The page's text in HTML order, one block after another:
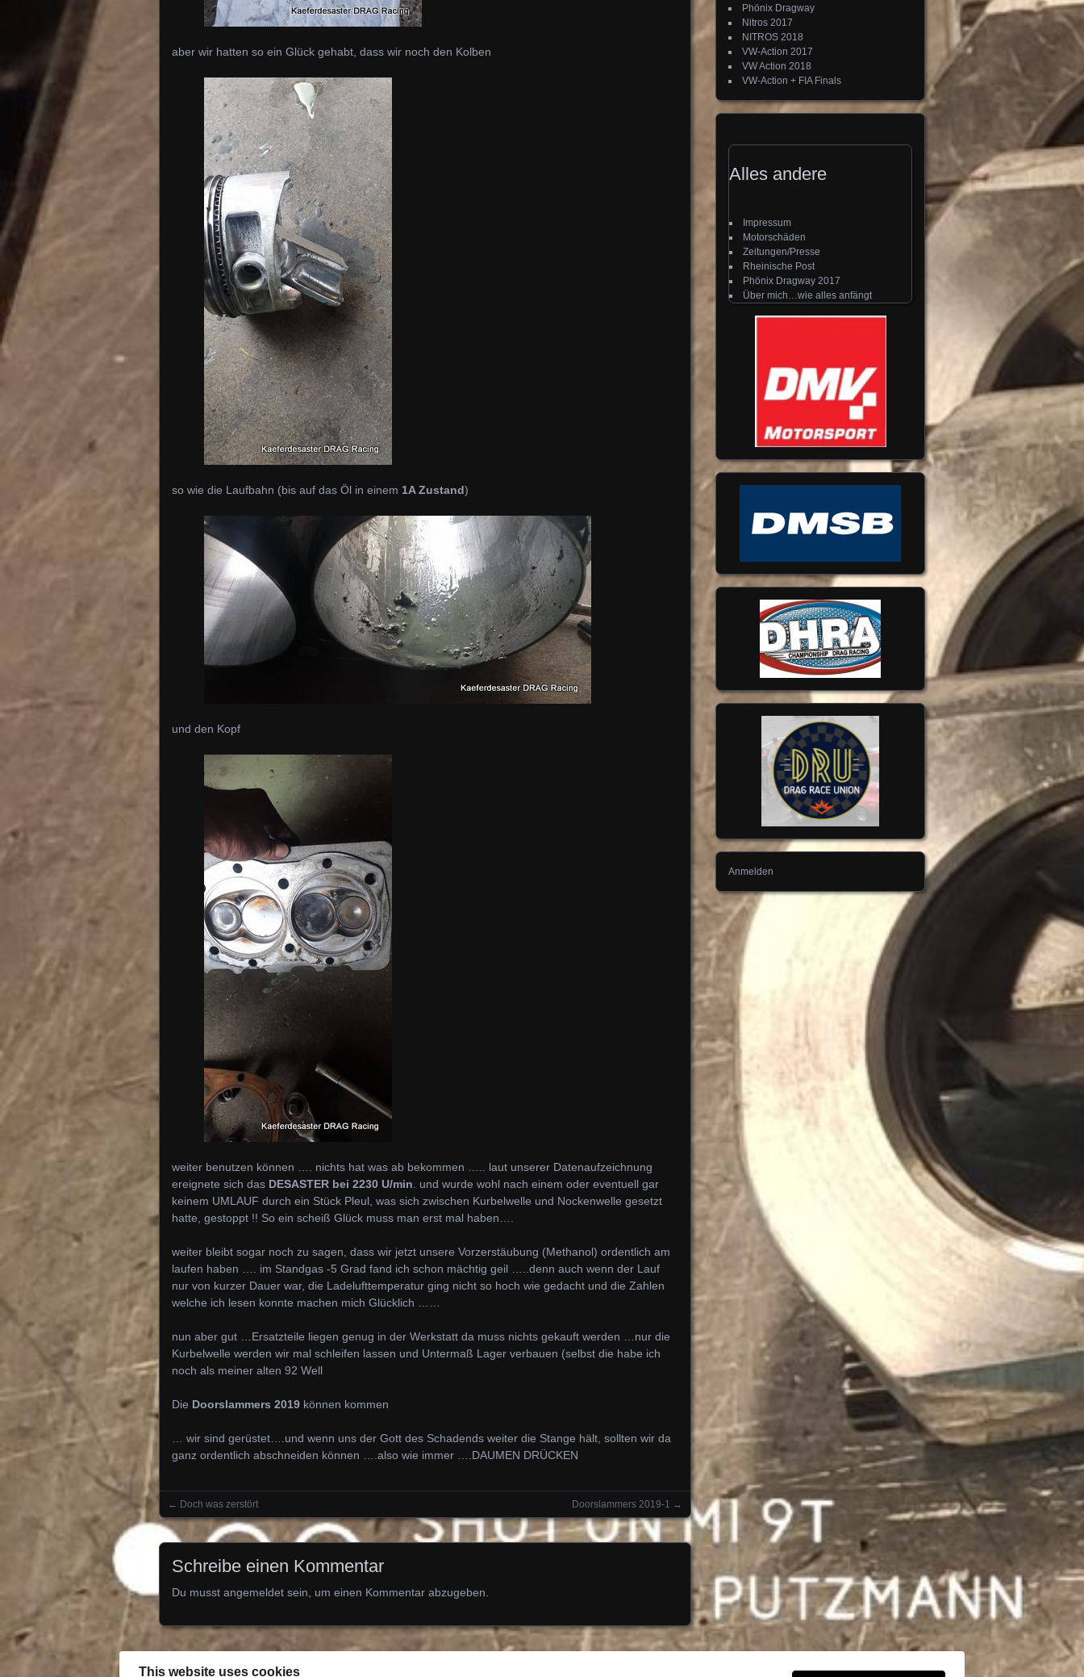
aber wir hatten so ein Glück gehabt, dass wir noch den Kolben
so wie die Laufbahn (bis auf das Öl in einem 1A Zustand)
und den Kopf
weiter benutzen können …. nichts hat was ab bekommen ….. laut unserer Datenaufzeichnung
ereignete sich das DESASTER bei 2230 U/min . und wurde wohl nach einem oder eventuell gar
keinem UMLAUF durch ein Stück Pleul, was sich zwischen Kurbelwelle und Nockenwelle gesetzt
hatte, gestoppt !! So ein scheiß Glück muss man erst mal haben….
weiter bleibt sogar noch zu sagen, dass wir jetzt unsere Vorzerstäubung (Methanol) ordentlich am
laufen haben …. im Standgas -5 Grad fand ich schon mächtig geil …..denn auch wenn der Lauf
nur von kurzer Dauer war, die Ladelufttemperatur ging nicht so hoch wie gedacht und die Zahlen
welche ich lesen konnte machen mich Glücklich ……
nun aber gut …Ersatzteile liegen genug in der Werkstatt da muss nichts gekauft werden …nur die
Kurbelwelle werden wir mal schleifen lassen und Untermaß Lager verbauen (selbst die habe ich
noch als meiner alten 92 Well
Die Doorslammers 2019 können kommen
… wir sind gerüstet….und wenn uns der Gott des Schadends weiter die Stange hält, sollten wir da
ganz ordentlich abschneiden können ….also wie immer ….DAUMEN DRÜCKEN
Posts navigation
← Doch was zerstört Doorslammers 2019-1 →
Schreibe einen Kommentar
Du musst angemeldet sein, um einen Kommentar abzugeben.
Phönix Dragway
Nitros 2017
NITROS 2018
VW-Action 2017
VW Action 2018
VW-Action + FIA Finals
Alles andere
Impressum
Motorschäden
Zeitungen/Presse
Rheinische Post
Phönix Dragway 2017
Über mich…wie alles anfängt
Anmelden
This website uses cookies